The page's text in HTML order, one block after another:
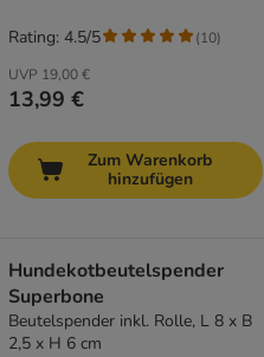
UVP 19,00 €
13,99 €
Rating: 4.5/5 (10)
Zum Warenkorb
hinzufügen
Hundekotbeutelspender
Superbone
Beutelspender inkl. Rolle, L 8 x B
2,5 x H 6 cm